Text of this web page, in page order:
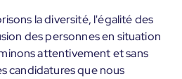
la diversité, l'égalité des
des personnes en situation
attentivement et sans
candidatures que nous